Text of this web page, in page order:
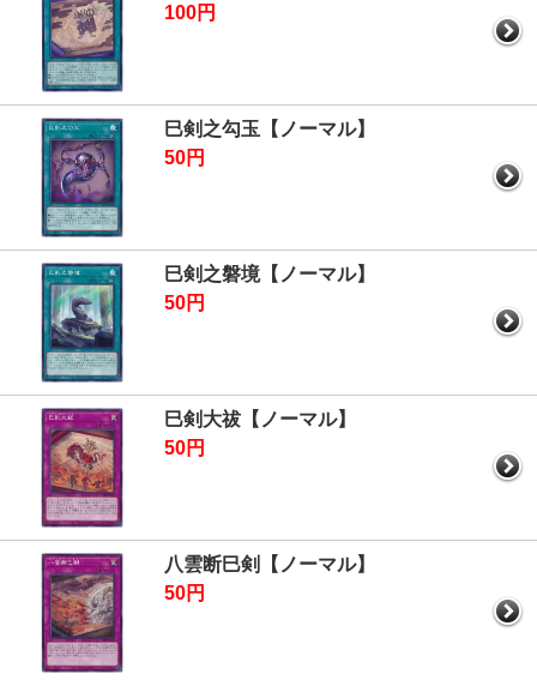
100円
巳剣之勾玉【ノーマル】
50円
巳剣之磐境【ノーマル】
50円
巳剣大祓【ノーマル】
50円
八雲断巳剣【ノーマル】
50円